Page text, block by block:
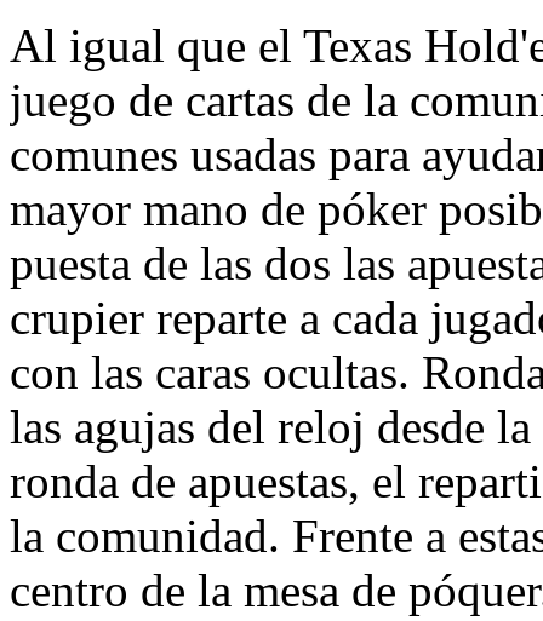
Al igual que el Texas
juego de cartas de la
comunes usadas para
mayor mano de póker
puesta de las dos las
crupier reparte a cada
con las caras ocultas.
las agujas del reloj desde
ronda de apuestas, el
la comunidad. Frente a
centro de la mesa de